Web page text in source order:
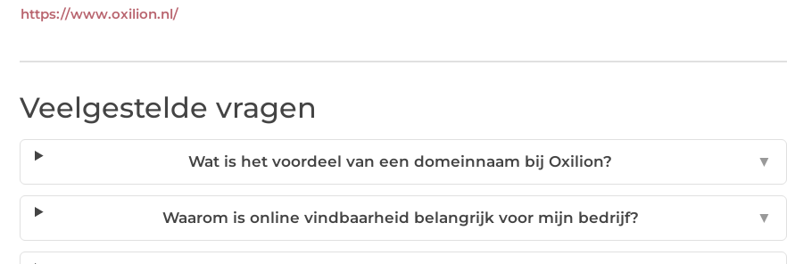
https://www.oxilion.nl/
Veelgestelde vragen
Wat is het voordeel van een domeinnaam bij Oxilion? ▼
Waarom is online vindbaarheid belangrijk voor mijn bedrijf? ▼